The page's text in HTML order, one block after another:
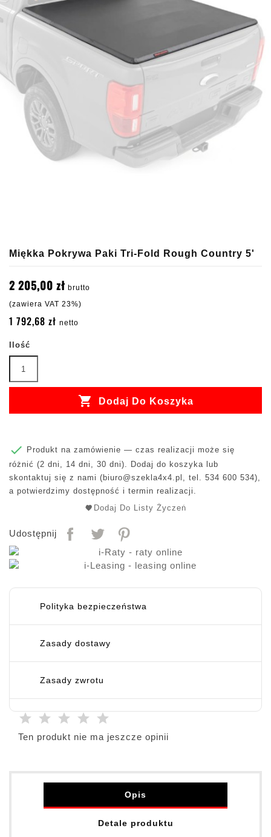
Miękka Pokrywa Paki Tri-Fold Rough Country 5'
2 205,00 zł brutto
(zawiera VAT 23%)
1 792,68 zł netto
Ilość
 Dodaj Do Koszyka

Produkt na zamówienie — czas realizacji może się
różnić (2 dni, 14 dni, 30 dni). Dodaj do koszyka lub
skontaktuj się z nami ( biuro@szekla4x4.pl , tel. 534 600 534),
a potwierdzimy dostępność i termin realizacji.
Dodaj Do Listy Życzeń
Udostępnij
Polityka bezpieczeństwa
Zasady dostawy
Zasady zwrotu
Ten produkt nie ma jeszcze opinii
Opis
Detale produktu